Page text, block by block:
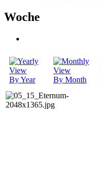
Woche
By Year By Month